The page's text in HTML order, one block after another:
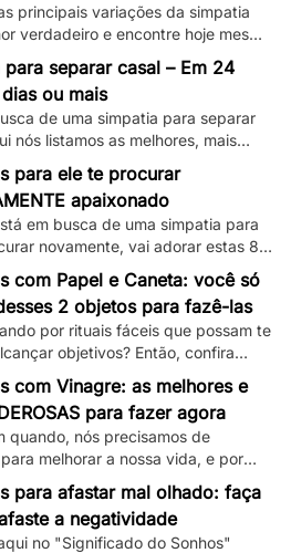
principais variações da simpatia
verdadeiro e encontre hoje mesmo
Todas são simples de se
para separar casal – Em 24
ou mais
de uma simpatia para separar
nós listamos as melhores, mais
funcionais simpatias desse tipo!
para ele te procurar
apaixonado
em busca de uma simpatia para
novamente, vai adorar estas 8
amor e amarração que
com Papel e Caneta: você só
2 objetos para fazê-las
por rituais fáceis que possam te
objetivos? Então, confira
com papel e caneta.
com Vinagre: as melhores e
para fazer agora
quando, nós precisamos de
melhorar a nossa vida, e por
as melhores que utilizam
para afastar mal olhado: faça
a negatividade
no "Significado do Sonhos"